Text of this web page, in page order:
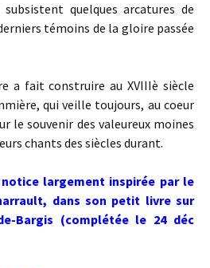
quelques arcatures de
témoins de la gloire passée
a fait construire au XVIIIè siècle
qui veille toujours, au coeur
le souvenir des valeureux moines
chants des siècles durant.
largement inspirée par le
dans son petit livre sur
Bargis (complétée le 24 déc